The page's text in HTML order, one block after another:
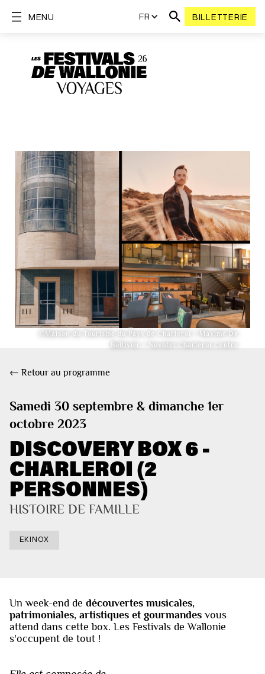
FR BILLETTERIE
MENU
©Maison du Tourisme du Pays de Charleroi / Maxime De
Bollivier / Novotel Charleroi Centre
← Retour au programme
Samedi 30 septembre & dimanche 1er
octobre 2023
DISCOVERY BOX 6 -
CHARLEROI (2
PERSONNES)
HISTOIRE DE FAMILLE
EKINOX
Un week-end de découvertes musicales,
patrimoniales, artistiques et gourmandes vous
attend dans cette box. Les Festivals de Wallonie
s'occupent de tout !